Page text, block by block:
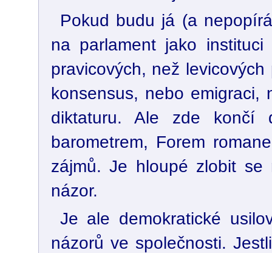
Pokud budu já (a
na parlament jako
pravicových, než
konsensus, nebo emigraci,
diktaturu. Ale zde končí
barometrem, Forem
zájmů. Je hloupé zlobit
názor.
Je ale demokratické
názorů ve společnosti.